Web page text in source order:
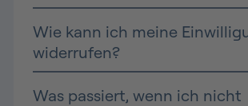
Wie kann ich meine
widerrufen?
Was passiert, wenn ich nicht